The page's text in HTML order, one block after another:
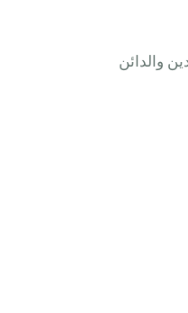
والدائن